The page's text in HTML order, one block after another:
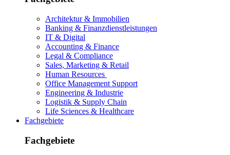
Architektur & Immobilien
Banking & Finanzdienstleistungen
IT & Digital
Accounting & Finance
Legal & Compliance
Sales, Marketing & Retail
Human Resources
Office Management Support
Engineering & Industrie
Logistik & Supply Chain
Life Sciences & Healthcare
Fachgebiete
Fachgebiete